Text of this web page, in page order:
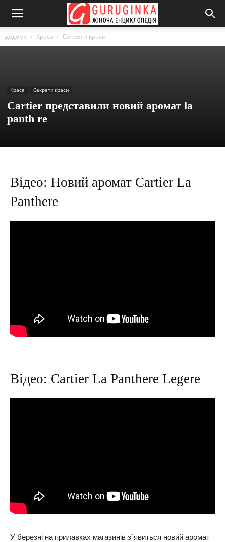
додому Краса Секрети краси
Краса Секрети краси
Cartier представили новий аромат la
panth re
Відео: Новий аромат Cartier La
Panthere
Відео: Cartier La Panthere Legere
У березні на прилавках магазинів з`явиться новий аромат